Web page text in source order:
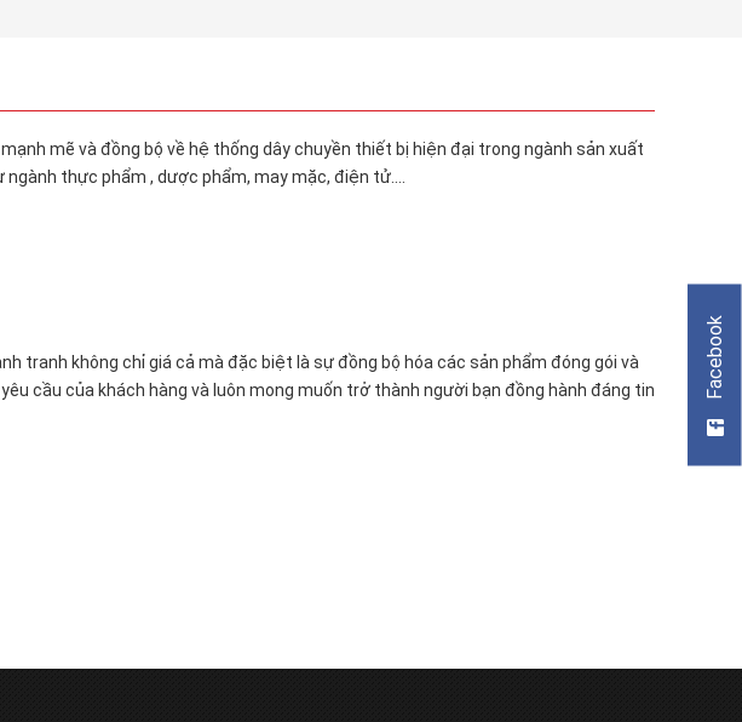
mẽ và đồng bộ về hệ thống dây chuyền thiết bị hiện đại trong ngành sản xuất
thực phẩm , dược phẩm, may mặc, điện tử....
tranh không chỉ giá cả mà đặc biệt là sự đồng bộ hóa các sản phẩm đóng gói và
cầu của khách hàng và luôn mong muốn trở thành người bạn đồng hành đáng tin
Facebook